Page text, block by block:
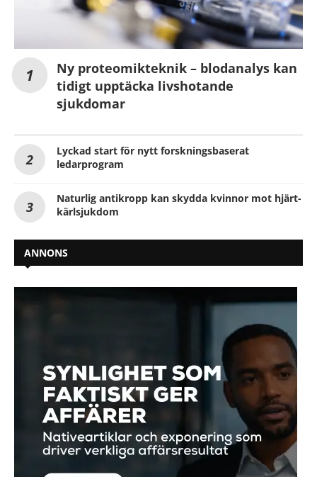
Ny proteomikteknik – blodanalys kan
tidigt upptäcka livshotande
sjukdomar
Lyckad start för nytt forskningsbaserat
ledarprogram
Naturlig antikropp kan skydda kvinnor mot hjärt-
kärlsjukdom
ANNONS